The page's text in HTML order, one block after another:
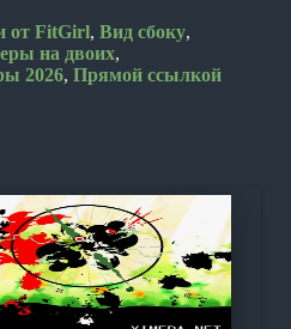
от FitGirl, Вид сбоку,
на двоих,
2026, Прямой ссылкой